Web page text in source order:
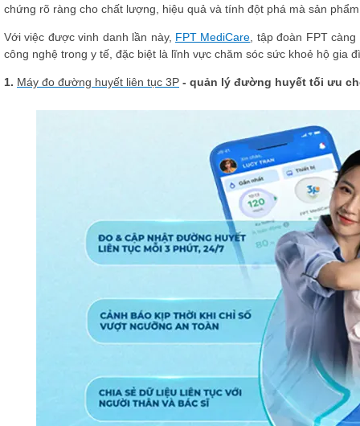
chứng rõ ràng cho chất lượng, hiệu quả và tính đột phá mà sản
Với việc được vinh danh lần này, FPT MediCare , tập đoàn FPT
công nghệ trong y tế, đặc biệt là lĩnh vực chăm sóc sức khoẻ hộ gia
1. Máy đo đường huyết liên tục 3P - quản lý đường huyết tối ưu